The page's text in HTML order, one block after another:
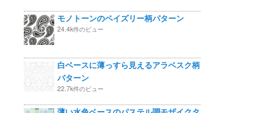
モノトーンのペイズリー柄パターン
24.4k件のビュー
白ベースに薄っすら見えるアラベスク柄
パターン
22.7k件のビュー